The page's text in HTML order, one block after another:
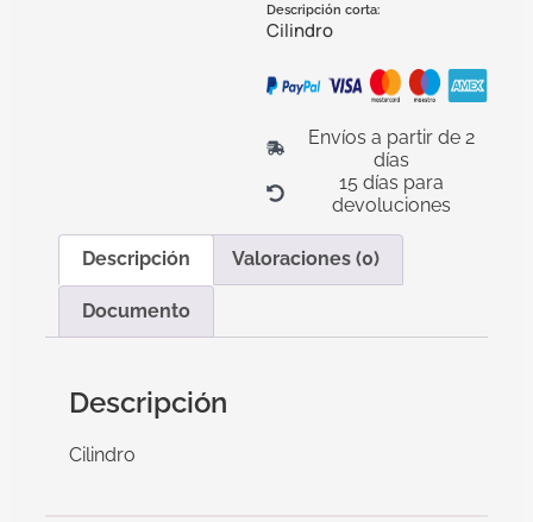
Descripción corta:
Cilindro
Envíos a partir de 2
días
15 días para
devoluciones
Descripción Valoraciones (0)
Documento
Descripción
Cilindro